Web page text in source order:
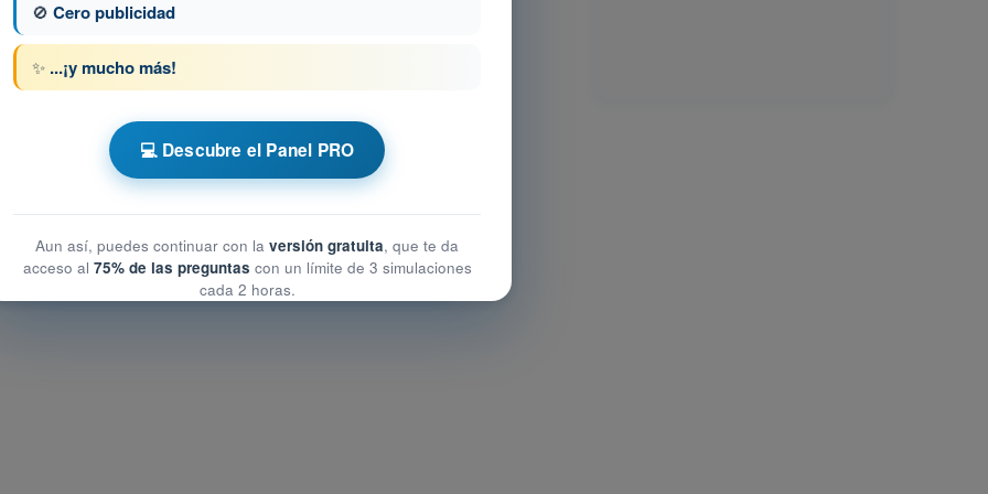
380 de 643
- Licencia de Piloto de Transporte de
Aeronave - Célula, Sistemas y Planta Motriz
🚫 Cero publicidad
✨ ...¡y mucho más!
💻 Descubre el Panel PRO
Aun así, puedes continuar con la versión gratuita, que te da
acceso al 75% de las preguntas con un límite de 3 simulaciones
cada 2 horas.